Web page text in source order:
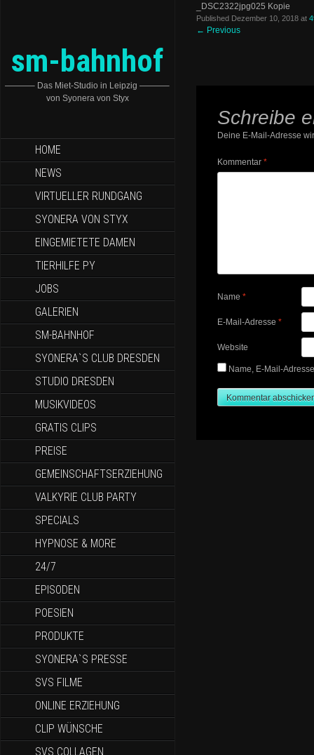
sm-bahnhof
———– Das Miet-Studio in Leipzig ———–
von Syonera von Styx
HOME
NEWS
VIRTUELLER RUNDGANG
SYONERA VON STYX
EINGEMIETETE DAMEN
TIERHILFE PY
JOBS
GALERIEN
SM-BAHNHOF
SYONERA`S CLUB DRESDEN
STUDIO DRESDEN
MUSIKVIDEOS
GRATIS CLIPS
PREISE
GEMEINSCHAFTSERZIEHUNG
VALKYRIE CLUB PARTY
SPECIALS
HYPNOSE & MORE
24/7
EPISODEN
POESIEN
PRODUKTE
SYONERA`S PRESSE
SVS FILME
ONLINE ERZIEHUNG
CLIP WÜNSCHE
SVS COLLAGEN
_DSC2322jpg025 Kopie
Published Dezember 10, 2018 at
← Previous
Schreibe
Deine E-Mail-Adresse
Kommentar *
Name *
E-Mail-Adresse *
Website
Name, E-Mail-